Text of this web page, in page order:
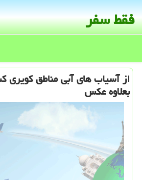
فقط سفر
از آسیاب های آبی مناطق كویری
بعلاوه عكس